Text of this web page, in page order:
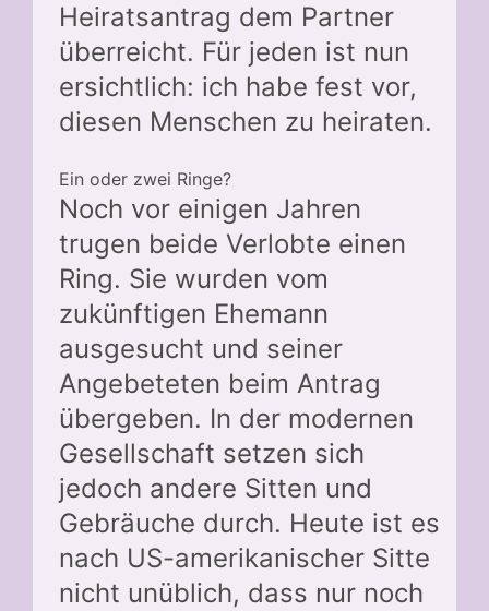
Heiratsantrag dem Partner
überreicht. Für jeden ist nun
ersichtlich: ich habe fest vor,
diesen Menschen zu heiraten.
Ein oder zwei Ringe?
Noch vor einigen Jahren
trugen beide Verlobte einen
Ring. Sie wurden vom
zukünftigen Ehemann
ausgesucht und seiner
Angebeteten beim Antrag
übergeben. In der modernen
Gesellschaft setzen sich
jedoch andere Sitten und
Gebräuche durch. Heute ist es
nach US-amerikanischer Sitte
nicht unüblich, dass nur noch